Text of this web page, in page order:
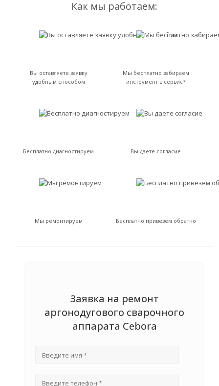
Как мы работаем:
Вы оставляете заявку
удобным способом
Мы бесплатно забираем
инструмент в сервис*
Бесплатно диагностируем Вы даете согласие
Мы ремонтируем Бесплатно привезем обратно
Заявка на ремонт
аргонодугового сварочного
аппарата Cebora